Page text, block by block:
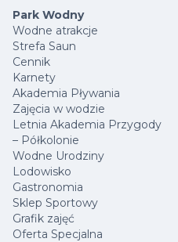
Park Wodny
Wodne atrakcje
Strefa Saun
Cennik
Karnety
Akademia Pływania
Zajęcia w wodzie
Letnia Akademia Przygody
– Półkolonie
Wodne Urodziny
Lodowisko
Gastronomia
Sklep Sportowy
Grafik zajęć
Oferta Specjalna